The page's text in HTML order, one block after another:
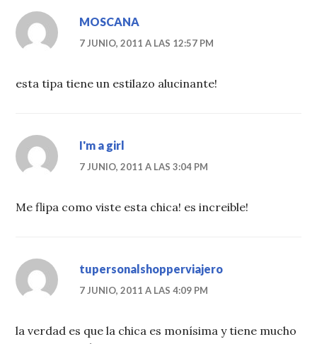
MOSCANA
7 JUNIO, 2011 A LAS 12:57 PM
esta tipa tiene un estilazo alucinante!
I'm a girl
7 JUNIO, 2011 A LAS 3:04 PM
Me flipa como viste esta chica! es increible!
tupersonalshopperviajero
7 JUNIO, 2011 A LAS 4:09 PM
la verdad es que la chica es monísima y tiene mucho